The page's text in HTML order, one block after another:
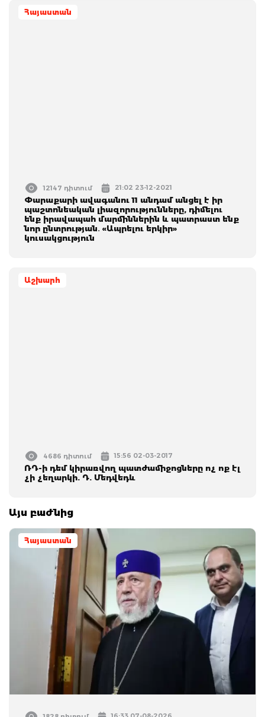
Հայաստան
12147 դիտում 21:02 23-12-2021
Փարաքարի ավագանու 11 անդամ անցել է իր
պաշտոնեական լիազորությունները, դիմելու
ենք իրավապահ մարմիններին և պատրաստ ենք
նոր ընտրության․ «Ապրելու երկիր»
կուսակցություն
Աշխարհ
4686 դիտում 15:56 02-03-2017
ՌԴ-ի դեմ կիրառվող պատժամիջոցները ոչ ոք էլ
չի չեղարկի. Դ. Մեդվեդև
Այս բաժնից
Հայաստան